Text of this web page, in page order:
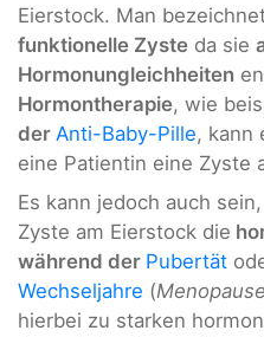
Eierstock. Man
funktionelle Zyste da sie
Hormonungleichheiten
Hormontherapie, wie
der Anti-Baby-Pille, kann
eine Patientin eine Zyste
Es kann jedoch auch
Zyste am Eierstock die
während der Pubertät
Wechseljahre (Menopause
hierbei zu starken